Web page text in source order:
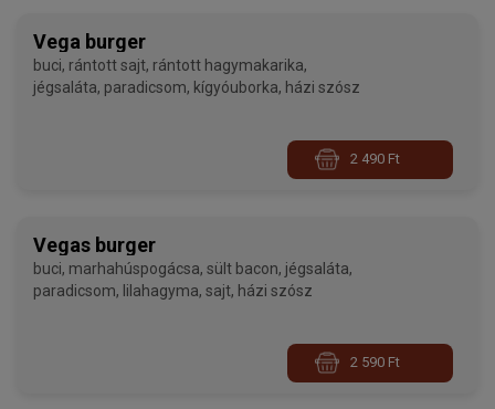
Vega burger
buci, rántott sajt, rántott hagymakarika,
jégsaláta, paradicsom, kígyóuborka, házi szósz
2 490 Ft
Vegas burger
buci, marhahúspogácsa, sült bacon, jégsaláta,
paradicsom, lilahagyma, sajt, házi szósz
2 590 Ft